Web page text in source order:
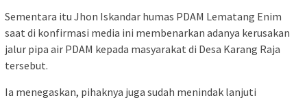
Sementara itu Jhon Iskandar humas PDAM Lematang Enim
saat di konfirmasi media ini membenarkan adanya kerusakan
jalur pipa air PDAM kepada masyarakat di Desa Karang Raja
tersebut.
Ia menegaskan, pihaknya juga sudah menindak lanjuti